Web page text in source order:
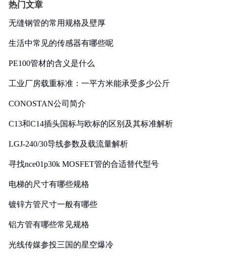
热门文章
无缝钢管的常用规格及壁厚
生活中常见的传感器有哪些呢
PE100管材的含义是什么
工业厂房载重标准：一平方米能承受多少公斤
CONOSTAN公司简介
C13和C14插头国标与欧标的区别及其标准解析
LGJ-240/30导线参数及载流量解析
寻找nce01p30k MOSFET管的合适替代型号
电梯的尺寸有哪些规格
镀锌方管尺寸一般有哪些
铝方管有哪些常见规格
光线传媒参投三国的星空爆冷